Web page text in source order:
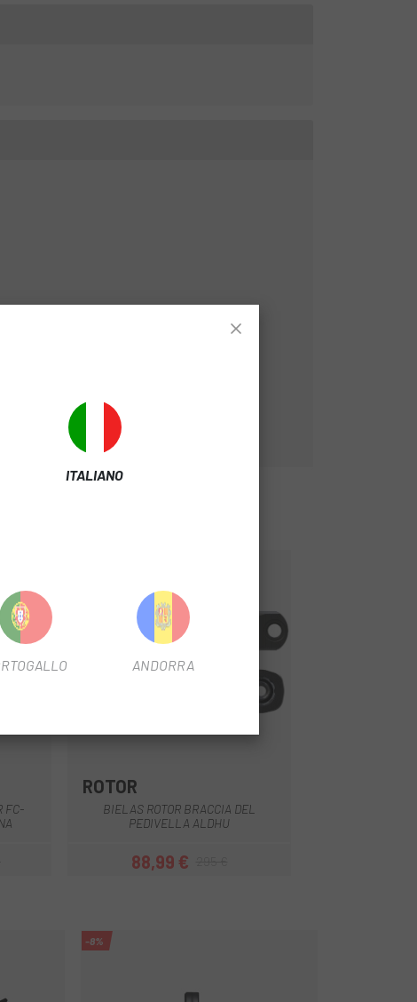
FC-
ROTOR
BIELAS ROTOR BRACCIA DEL
PEDIVELLA ALDHU
Prezzo
88,99 €Prezzo base
-8%
ITALIANO
ANDORRA